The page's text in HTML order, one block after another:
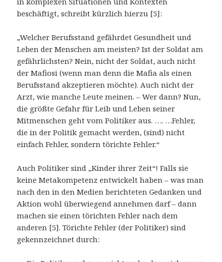
beschäftigt, schreibt kürzlich hierzu [5]:
„Welcher Berufsstand gefährdet Gesundheit und
Leben der Menschen am meisten? Ist der Soldat am
gefährlichsten? Nein, nicht der Soldat, auch nicht
der Mafiosi (wenn man denn die Mafia als einen
Berufsstand akzeptieren möchte). Auch nicht der
Arzt, wie manche Leute meinen. – Wer dann? Nun,
die größte Gefahr für Leib und Leben seiner
Mitmenschen geht vom Politiker aus. …. …Fehler,
die in der Politik gemacht werden, (sind) nicht
einfach Fehler, sondern törichte Fehler.“
Auch Politiker sind „Kinder ihrer Zeit“! Falls sie
keine Metakompetenz entwickelt haben – was man
nach den in den Medien berichteten Gedanken und
Aktion wohl überwiegend annehmen darf – dann
machen sie einen törichten Fehler nach dem
anderen [5]. Törichte Fehler (der Politiker) sind
gekennzeichnet durch: